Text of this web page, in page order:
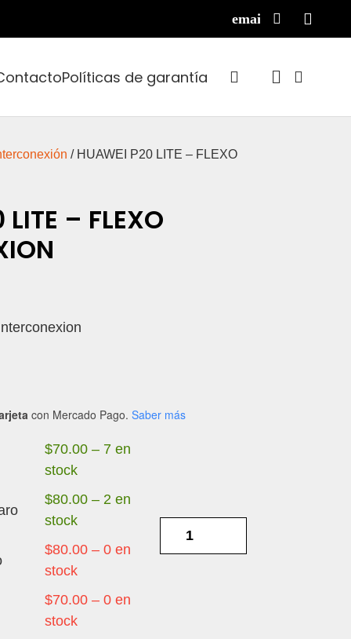
Políticas de garantía
/ HUAWEI P20 LITE – FLEXO
– FLEXO
con Mercado Pago. Saber más
$70.00– 7 en
stock
$80.00– 2 en
stock
$80.00– 0 en
stock
$70.00– 0 en
stock